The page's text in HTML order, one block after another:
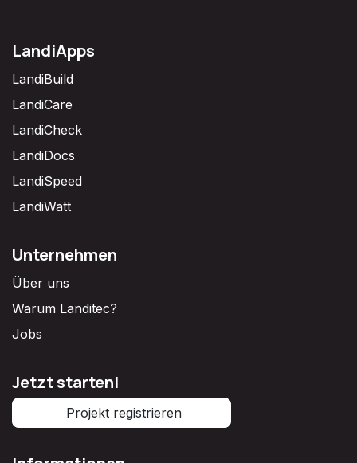
LandiApps
LandiBuild
LandiCare
LandiCheck
LandiDocs
LandiSpeed
LandiWatt
Unternehmen
Über uns
Warum Landitec?
Jobs
Jetzt starten!
Projekt registrieren